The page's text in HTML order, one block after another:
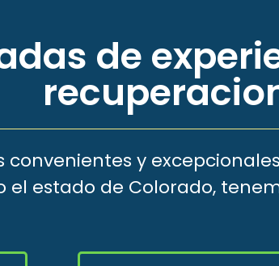
de
convenientes y
el estado de Colorado,